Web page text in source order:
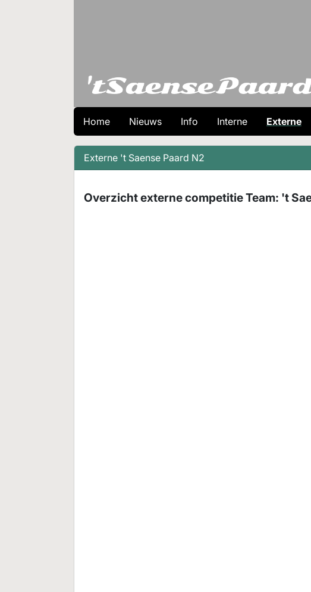
Home Nieuws Info Interne Externe
Externe 't Saense Paard N2
Overzicht externe competitie Team: 't